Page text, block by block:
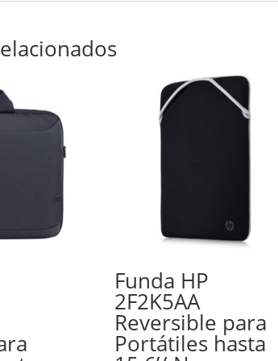
Funda HP
2F2K5AA
Reversible para
Portátiles hasta